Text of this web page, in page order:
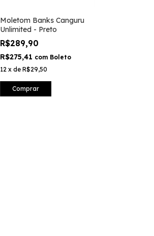
Moletom Banks Canguru
Unlimited - Preto
R$289,90
R$275,41 com Boleto
12 x de R$29,50
Comprar